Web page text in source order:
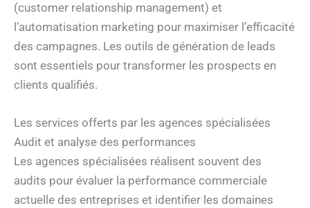
(customer relationship management) et
l’automatisation marketing pour maximiser l’efficacité
des campagnes. Les outils de génération de leads
sont essentiels pour transformer les prospects en
clients qualifiés.
Les services offerts par les agences spécialisées
Audit et analyse des performances
Les agences spécialisées réalisent souvent des
audits pour évaluer la performance commerciale
actuelle des entreprises et identifier les domaines